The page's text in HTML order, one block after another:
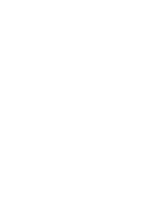
flere
informative
og
Hver bil
fortælling